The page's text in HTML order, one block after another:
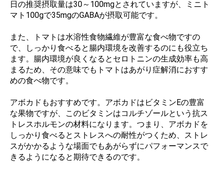
日の推奨摂取量は30～100mgとされていますが、ミニト
マト100gで35mgのGABAが摂取可能です。
また、トマトは水溶性食物繊維が豊富な食べ物ですの
で、しっかり食べると腸内環境を改善するのにも役立ち
ます。腸内環境が良くなるとセロトニンの生成効率も高
まるため、その意味でもトマトはあがり症解消におすす
めの食べ物です。
アボカドもおすすめです。アボカドはビタミンEの豊富
な果物ですが、このビタミンはコルチゾールという抗ス
トレスホルモンの材料になります。つまり、アボカドを
しっかり食べるとストレスへの耐性がつくため、ストレ
スがかかるような場面でもあがらずにパフォーマンスで
きるようになると期待できるのです。